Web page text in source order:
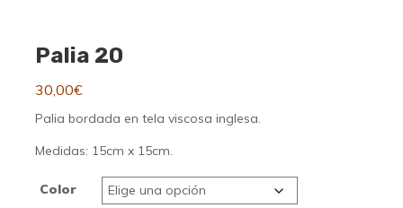
Palia 20
30,00€
Palia bordada en tela viscosa inglesa.
Medidas: 15cm x 15cm.
Color